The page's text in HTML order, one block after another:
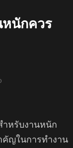
หนักควร
าหรับงานหนัก
คัญในการทำงาน